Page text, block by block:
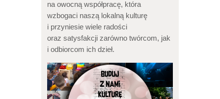
na owocną współpracę, która
wzbogaci naszą lokalną kulturę
i przyniesie wiele radości
oraz satysfakcji zarówno twórcom, jak
i odbiorcom ich dzieł.